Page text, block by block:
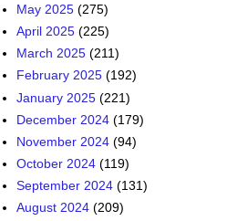
May 2025 (275)
April 2025 (225)
March 2025 (211)
February 2025 (192)
January 2025 (221)
December 2024 (179)
November 2024 (94)
October 2024 (119)
September 2024 (131)
August 2024 (209)